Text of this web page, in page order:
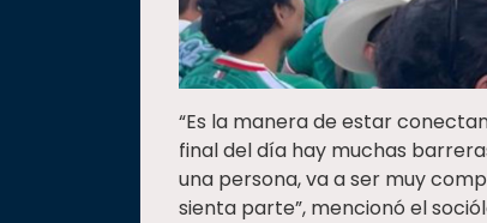
“Es la manera de estar
final del día hay muchas
una persona, va a ser muy
sienta parte”, mencionó el